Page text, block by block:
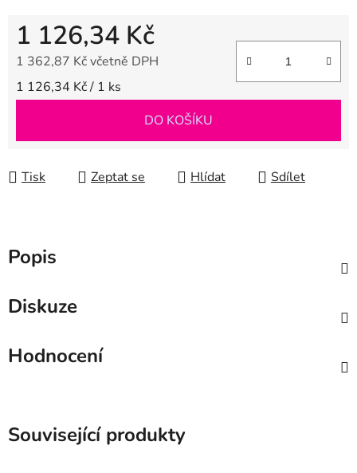
1 126,34 Kč
1 362,87 Kč včetně DPH
Měrná cena:
1 126,34 Kč / 1 ks
DO KOŠÍKU
Tisk Zeptat se Hlídat Sdílet
Popis
Diskuze
Hodnocení
Související produkty